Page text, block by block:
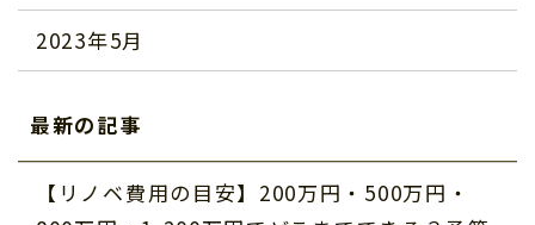
2023年5月
最新の記事
【リノベ費用の目安】200万円・500万円・